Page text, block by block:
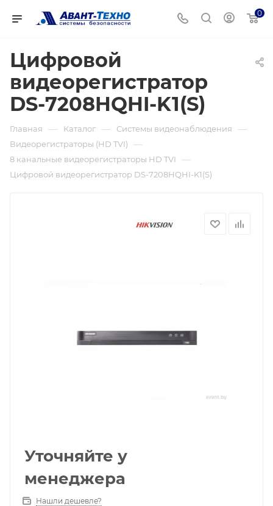
0
Цифровой
видеорегистратор
DS-7208HQHI-K1(S)
Главная — Каталог — Системы видеонаблюдения —
Видеорегистраторы (HD TVI) —
8 канальные видеорегистраторы HD TVI —
Цифровой видеорегистратор DS-7208HQHI-K1(S)
Уточняйте у
менеджера
Нашли дешевле?